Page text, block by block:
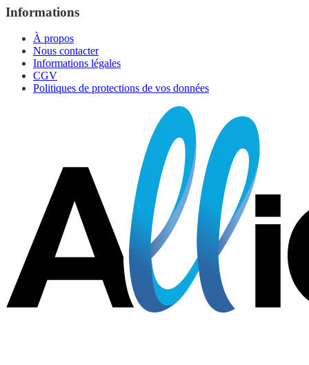
Informations
À propos
Nous contacter
Informations légales
CGV
Politiques de protections de vos données